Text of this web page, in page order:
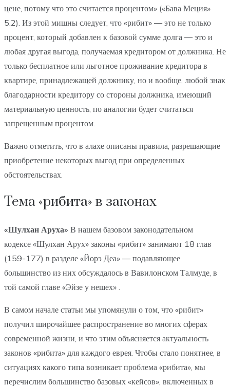
цене, потому что это считается процентом» («Бава Меция»
5.2). Из этой мишны следует, что «рибит» — это не только
процент, который добавлен к базовой сумме долга — это и
любая другая выгода, получаемая кредитором от должника. Не
только бесплатное или льготное проживание кредитора в
квартире, принадлежащей должнику, но и вообще, любой знак
благодарности кредитору со стороны должника, имеющий
материальную ценность, по аналогии будет считаться
запрещенным процентом.
Важно отметить, что в алахе описаны правила, разрешающие
приобретение некоторых выгод при определенных
обстоятельствах.
Тема «рибита» в законах
«Шулхан Аруха» В нашем базовом законодательном
кодексе «Шулхан Арух» законы «рибит» занимают 18 глав
(159-177) в разделе «Йорэ Деа» — подавляющее
большинство из них обсуждалось в Вавилонском Талмуде, в
той самой главе «Эйзе у нешех» .
В самом начале статьи мы упомянули о том, что «рибит»
получил широчайшее распространение во многих сферах
современной жизни, и что этим объясняется актуальность
законов «рибита» для каждого еврея. Чтобы стало понятнее, в
ситуациях какого типа возникает проблема «рибита», мы
перечислим большинство базовых «кейсов», включенных в